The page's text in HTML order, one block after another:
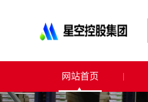
有
仓
网站首页